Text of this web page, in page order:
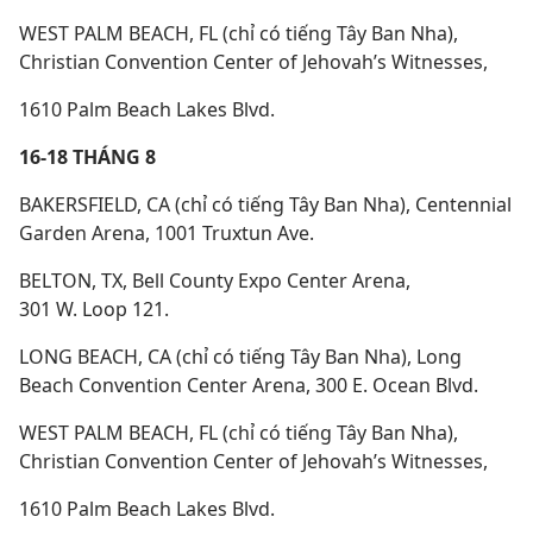
WEST PALM BEACH, FL (chỉ có tiếng Tây Ban Nha),
Christian Convention Center of Jehovah’s Witnesses,
1610 Palm Beach Lakes Blvd.
16-18 THÁNG 8
BAKERSFIELD, CA (chỉ có tiếng Tây Ban Nha), Centennial
Garden Arena, 1001 Truxtun Ave.
BELTON, TX, Bell County Expo Center Arena,
301 W. Loop 121.
LONG BEACH, CA (chỉ có tiếng Tây Ban Nha), Long
Beach Convention Center Arena, 300 E. Ocean Blvd.
WEST PALM BEACH, FL (chỉ có tiếng Tây Ban Nha),
Christian Convention Center of Jehovah’s Witnesses,
1610 Palm Beach Lakes Blvd.